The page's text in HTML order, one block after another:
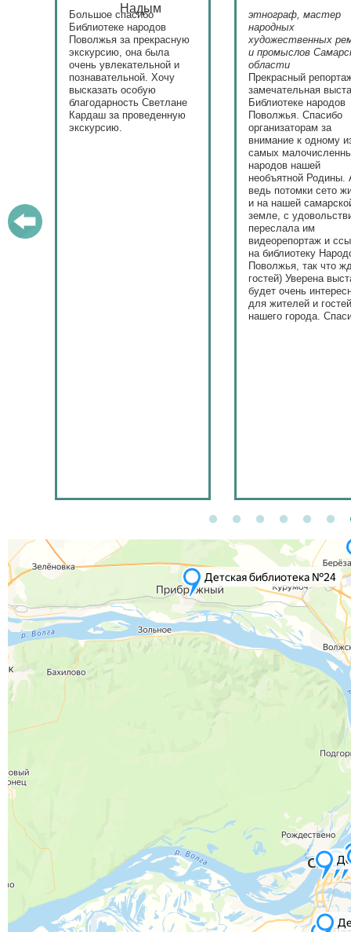
Надым
Большое спасибо
Библиотеке народов
Поволжья за прекрасную
экскурсию, она была
очень увлекательной и
познавательной. Хочу
высказать особую
благодарность Светлане
Кардаш за проведенную
экскурсию.
этнограф, мастер
народных
художественных
и промыслов
области
Прекрасный
замечательная
Библиотеке народов
Поволжья. Спасибо
организаторам за
внимание к одному
самых
народов нашей
необъятной Родины.
ведь потомки сето
и на нашей
земле, с
переслала им
видеорепортаж и
на библиотеку
Поволжья, так что
гостей) Уверена
будет очень
для жителей и
нашего города.